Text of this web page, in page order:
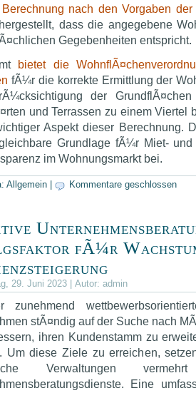
nach den Vorgaben der
dass die angegebene
Gegebenheiten entspricht.
bietet die
fÃ¼r die korrekte Ermittlung der
der
und Terrassen zu einem Viertel
Aspekt dieser Berechnung.
Grundlage fÃ¼r Miet-
im Wohnungsmarkt bei.
Allgemein Kommentare geschlossen
fÃ¼r
29. Juni 2023 | Autor: admin
zunehmend
stÃ¤ndig auf der Suche nach
ihren Kundenstamm zu
Um diese Ziele zu erreichen,
Verwaltungen
Eine